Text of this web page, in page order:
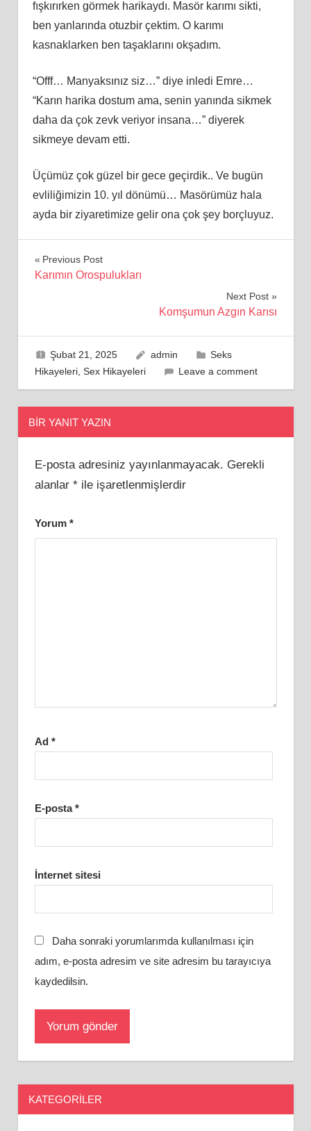
fışkırırken görmek harikaydı. Masör karımı sikti,
ben yanlarında otuzbir çektim. O karımı
kasnaklarken ben taşaklarını okşadım.
“Offf… Manyaksınız siz…” diye inledi Emre…
“Karın harika dostum ama, senin yanında sikmek
daha da çok zevk veriyor insana…” diyerek
sikmeye devam etti.
Üçümüz çok güzel bir gece geçirdik.. Ve bugün
evliliğimizin 10. yıl dönümü… Masörümüz hala
ayda bir ziyaretimize gelir ona çok şey borçluyuz.
Yazı
Previous Post
Karımın Orospulukları
Next Post
Komşumun Azgın Karısı
Şubat 21, 2025 admin
Seks
Hikayeleri, Sex Hikayeleri Leave a comment
BIR YANIT YAZIN
E-posta adresiniz yayınlanmayacak. Gerekli
alanlar *ile işaretlenmişlerdir
Yorum *
Ad *
E-posta*
İnternet sitesi
Daha sonraki yorumlarımda kullanılması için
adım, e-posta adresim ve site adresim bu tarayıcıya
kaydedilsin.
KATEGORILER